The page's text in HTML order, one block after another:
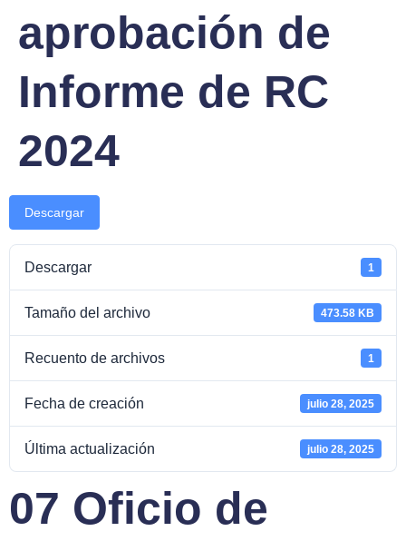
aprobación de
Informe de RC
2024
Descargar
Descargar 1
Tamaño del archivo 473.58 KB
Recuento de archivos 1
Fecha de creación julio 28, 2025
Última actualización julio 28, 2025
07 Oficio de